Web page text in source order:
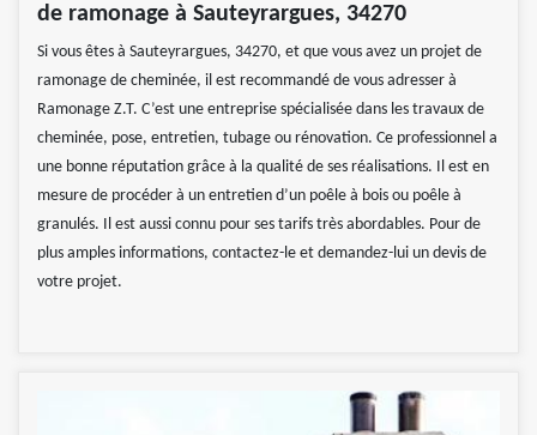
de ramonage à Sauteyrargues, 34270
Si vous êtes à Sauteyrargues, 34270, et que vous avez un projet de
ramonage de cheminée, il est recommandé de vous adresser à
Ramonage Z.T. C’est une entreprise spécialisée dans les travaux de
cheminée, pose, entretien, tubage ou rénovation. Ce professionnel a
une bonne réputation grâce à la qualité de ses réalisations. Il est en
mesure de procéder à un entretien d’un poêle à bois ou poêle à
granulés. Il est aussi connu pour ses tarifs très abordables. Pour de
plus amples informations, contactez-le et demandez-lui un devis de
votre projet.